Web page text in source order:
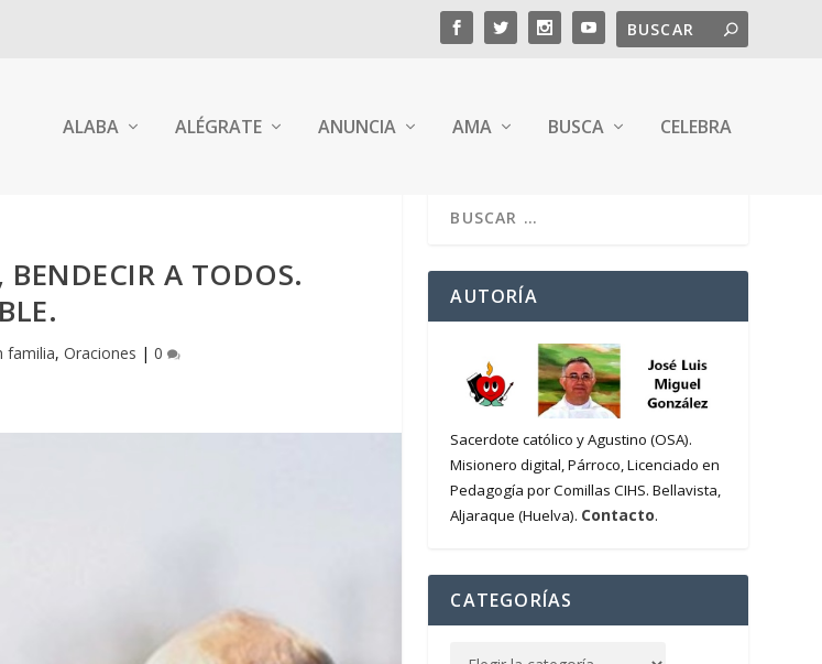
ALABA ALÉGRATE ANUNCIA AMA BUSCA CELEBRA
BENDECIR A TODOS.
familia,Oraciones |0
AUTORÍA
Sacerdote católico y Agustino (OSA).
Misionero digital, Párroco, Licenciado en
Pedagogía por Comillas CIHS. Bellavista,
Aljaraque (Huelva). Contacto.
CATEGORÍAS